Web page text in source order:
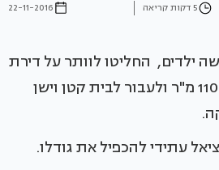
5 דקות קריאה 22-11-2016
ילדים, החליטו לוותר על דירת
5 חדרים חדשה של כ- 110 מ"ר ולעבור לבית קטן וישן
עתידי להכפיל את גודלו.